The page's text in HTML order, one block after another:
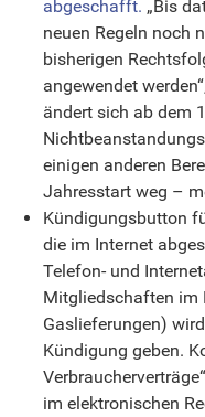
abgeschafft. „Bis
neuen Regeln noch
bisherigen
angewendet
ändert sich ab dem
einigen anderen
Jahresstart weg –
Kündigungsbutton
die im Internet
Telefon- und
Mitgliedschaften im
Gaslieferungen)
Kündigung geben.
im elektronischen